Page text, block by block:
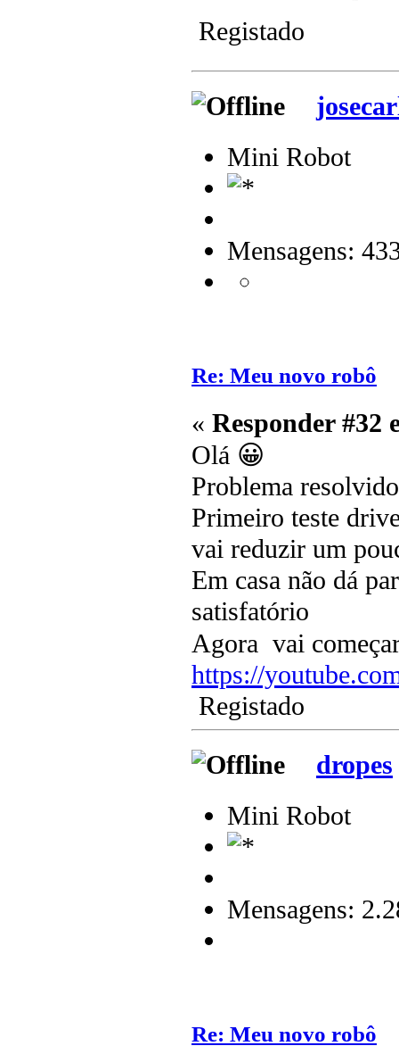
Registado
Mini Robot
Mensagens:
Re: Meu novo robô
« Responder #32
Olá 😀
Problema
Primeiro teste
vai reduzir um
Em casa não dá
satisfatório
Agora vai
https://
Registado
dropes
Mini Robot
Mensagens:
Re: Meu novo robô